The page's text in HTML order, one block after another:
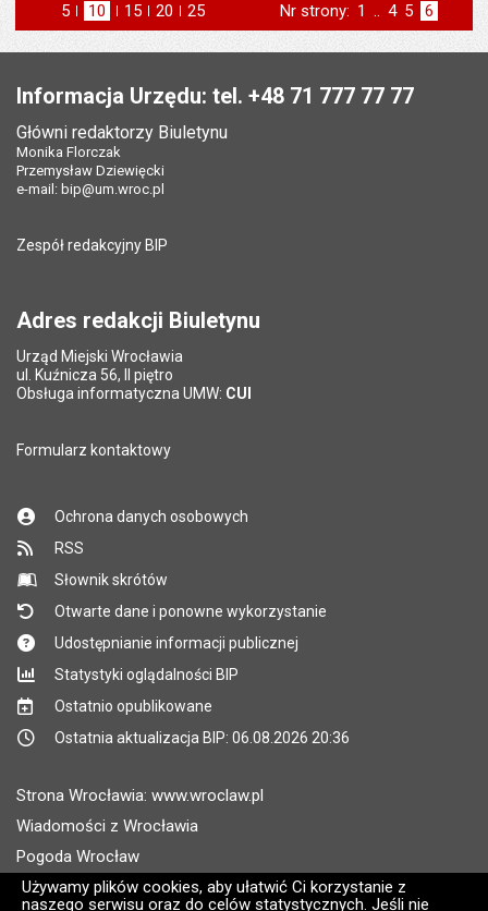
Używamy plików cookies, aby ułatwić Ci korzystanie z
naszego serwisu oraz do celów statystycznych. Jeśli nie
5 elementów na stronie
10 elementów
na stronie
15 elementów
na stronie
20 elementów
na stronie
25 elementów
na stronie
Nr strony: Strona
1 .. Strona
4 Strona
5 Strona
6
Informacja Urzędu: tel. +48 71 777 77 77
Główni redaktorzy Biuletynu
Monika Florczak
Przemysław Dziewięcki
e-mail: bip@um.wroc.pl
Zespół redakcyjny BIP
Adres redakcji Biuletynu
Urząd Miejski Wrocławia
ul. Kuźnicza 56, II piętro
Obsługa informatyczna UMW: CUI
Formularz kontaktowy
Ochrona danych osobowych
RSS
Słownik skrótów
Otwarte dane i ponowne wykorzystanie
Udostępnianie informacji publicznej
Statystyki oglądalności BIP
Ostatnio opublikowane
Ostatnia aktualizacja BIP: 06.08.2026 20:36
Strona Wrocławia: www.wroclaw.pl
Wiadomości z Wrocławia
Pogoda Wrocław
Rozkłady jazdy MPK Wrocław